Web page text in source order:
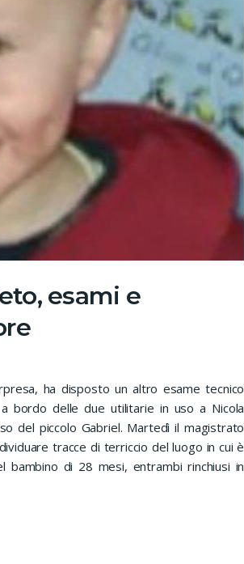
esami e
ha disposto un altro esame tecnico
bordo delle due utilitarie in uso a Nicola
del piccolo Gabriel. Martedì il magistrato
tracce di terriccio del luogo in cui è
di 28 mesi, entrambi rinchiusi in